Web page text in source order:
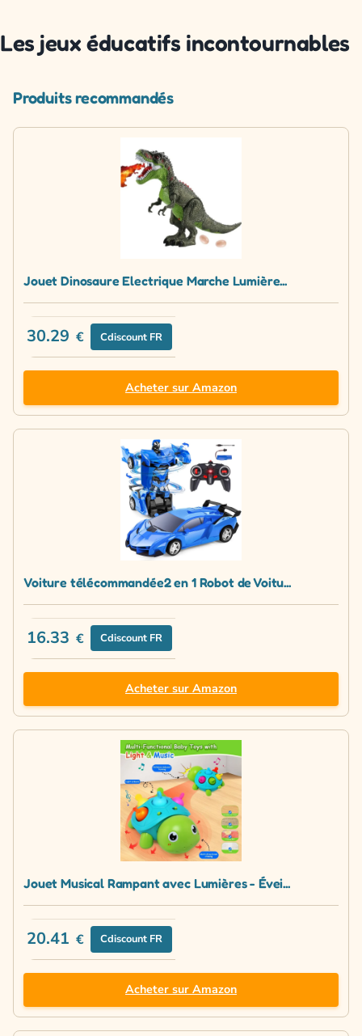
Les jeux éducatifs incontournables
Produits recommandés
Jouet Dinosaure Electrique Marche Lumière...
30.29 € Cdiscount FR
Acheter sur Amazon
Voiture télécommandée2 en 1 Robot de Voitu...
16.33 € Cdiscount FR
Acheter sur Amazon
Jouet Musical Rampant avec Lumières - Évei...
20.41 € Cdiscount FR
Acheter sur Amazon